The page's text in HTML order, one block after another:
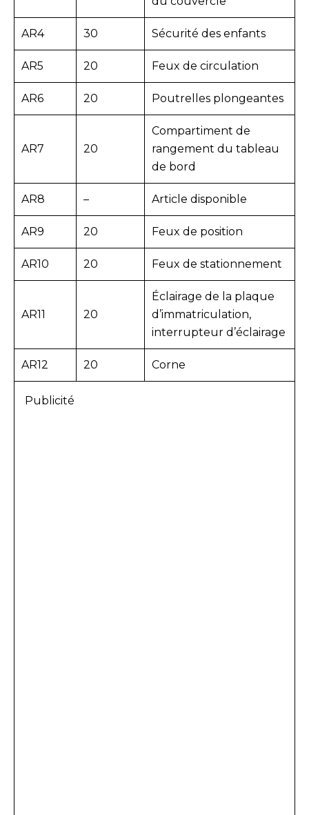
AR4 30 Sécurité des enfants
AR5 20 Feux de circulation
AR6 20 Poutrelles plongeantes
AR7 20
Compartiment de
rangement du tableau
de bord
AR8 – Article disponible
AR9 20 Feux de position
AR10 20 Feux de stationnement
AR11 20
Éclairage de la plaque
d’immatriculation,
interrupteur d’éclairage
AR12 20 Corne
Publicité